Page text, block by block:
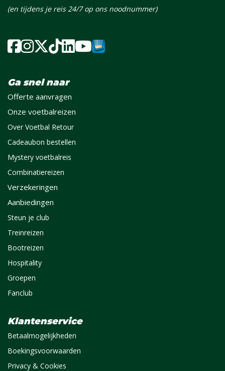
(en tijdens je reis 24/7 op ons noodnummer)
Ga snel naar
Offerte aanvragen
Onze voetbalreizen
Over Voetbal Retour
Cadeaubon bestellen
Mystery voetbalreis
Combinatiereizen
Verzekeringen
Aanbiedingen
Steun je club
Treinreizen
Bootreizen
Hospitality
Groepen
Fanclub
Klantenservice
Betaalmogelijkheden
Boekingsvoorwaarden
Privacy & Cookies